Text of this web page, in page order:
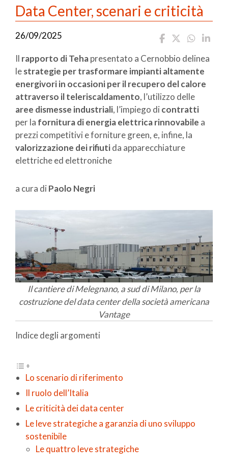
Data Center, scenari e criticità
26/09/2025
Il rapporto di Tehapresentato a Cernobbio delinea
lestrategie per trasformare impianti altamente
energivori in occasioni per il recupero del calore
attraverso il teleriscaldamento, l’utilizzo delle
aree dismesse industriali, l’impiego di contratti
per la fornitura di energia elettrica rinnovabile a
prezzi competitivi e forniture green, e, infine, la
valorizzazione dei rifiutida apparecchiature
elettriche ed elettroniche
a cura di Paolo Negri
Il cantiere di Melegnano, a sud di Milano, per la
costruzione del data center della società americana
Vantage
Indice degli argomenti
Lo scenario di riferimento
Il ruolo dell’Italia
Le criticità dei data center
Le leve strategiche a garanzia di uno sviluppo
sostenibile
Le quattro leve strategiche